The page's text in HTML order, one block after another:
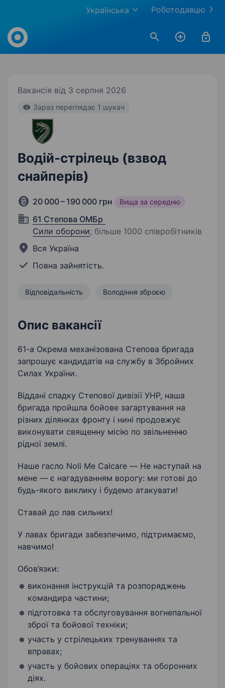
Роботодавцю
Українська
Work.ua
Вакансія від 3 серпня 2026
Зараз переглядає 1 шукач
Водій-стрілець (взвод
снайперів)
20 000 – 190 000 грн Вища за середню
61 Степова ОМБр
Сили оборони; більше 1000 співробітників
Вся Україна
Повна зайнятість.
Відповідальність Володіння зброєю
Опис вакансії
61-а Окрема механізована Степова бригада
запрошує кандидатів на службу в Збройних
Силах України.
Віддані спадку Степової дивізії УНР, наша
бригада пройшла бойове загартування на
різних ділянках фронту і нині продовжує
виконувати священну місію по звільненню
рідної землі.
Наше гасло Noli Me Calcare — Не наступай на
мене — є нагадуванням ворогу: ми готові до
будь-якого виклику і будемо атакувати!
Ставай до лав сильних!
У лавах бригади забезпечимо, підтримаємо,
навчимо!
Обов’язки:
виконання інструкцій та розпоряджень
командира частини;
підготовка та обслуговування вогнепальної
зброї та бойової техніки;
участь у стрілецьких тренуваннях та
вправах;
участь у бойових операціях та оборонних
діях.